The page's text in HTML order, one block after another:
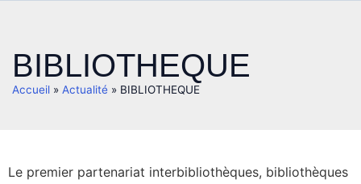
BIBLIOTHEQUE
Accueil » Actualité » BIBLIOTHEQUE
Le premier partenariat interbibliothèques, bibliothèques